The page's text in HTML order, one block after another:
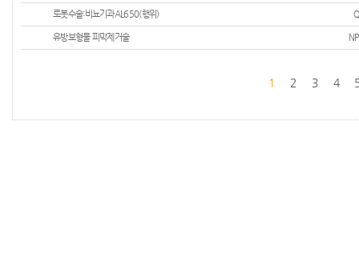
로봇수술:비뇨기과AL650(행위)
유방보형물 피막제거술
1 2 3 4